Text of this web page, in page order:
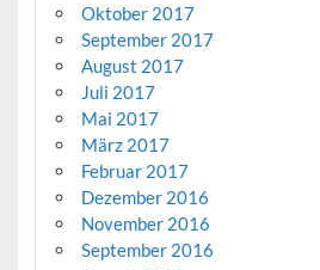
Oktober 2017
September 2017
August 2017
Juli 2017
Mai 2017
März 2017
Februar 2017
Dezember 2016
November 2016
September 2016